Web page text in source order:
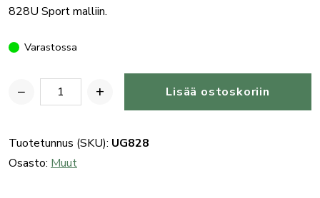
828U Sport malliin.
Varastossa
−
Kahvapala
828-
tukkiin
+ Lisää ostoskoriin
Tuotetunnus (SKU): UG828
Osasto: Muut